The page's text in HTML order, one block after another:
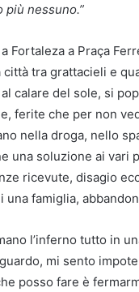
più nessuno.”
Fortaleza a Praça
città tra grattacieli e
calare del sole, si
ferite che per non
nella droga, nello
una soluzione ai vari
ricevute, disagio
una famiglia,
l’inferno tutto in
mi sento
posso fare è